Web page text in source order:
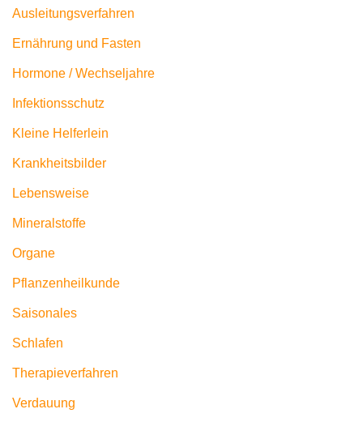
Ausleitungsverfahren
Ernährung und Fasten
Hormone / Wechseljahre
Infektionsschutz
Kleine Helferlein
Krankheitsbilder
Lebensweise
Mineralstoffe
Organe
Pflanzenheilkunde
Saisonales
Schlafen
Therapieverfahren
Verdauung